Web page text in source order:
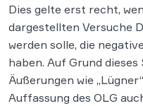
Dies gelte erst recht,
dargestellten Versuche
werden solle, die
haben. Auf Grund
Äußerungen wie
Auffassung des OLG